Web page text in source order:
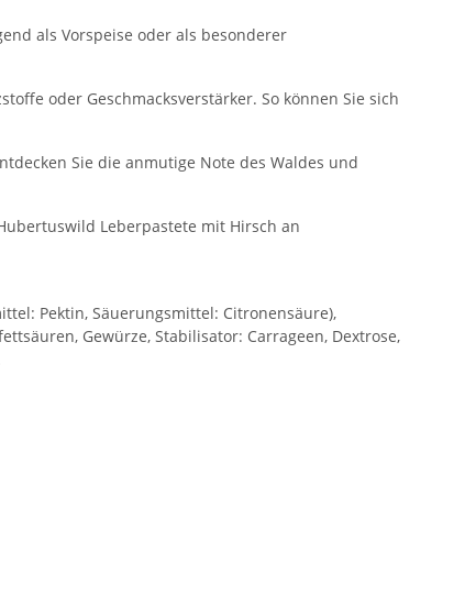
als Vorspeise oder als besonderer
oder Geschmacksverstärker. So können Sie sich
Sie die anmutige Note des Waldes und
Leberpastete mit Hirsch an
Pektin, Säuerungsmittel: Citronensäure),
Gewürze, Stabilisator: Carrageen, Dextrose,